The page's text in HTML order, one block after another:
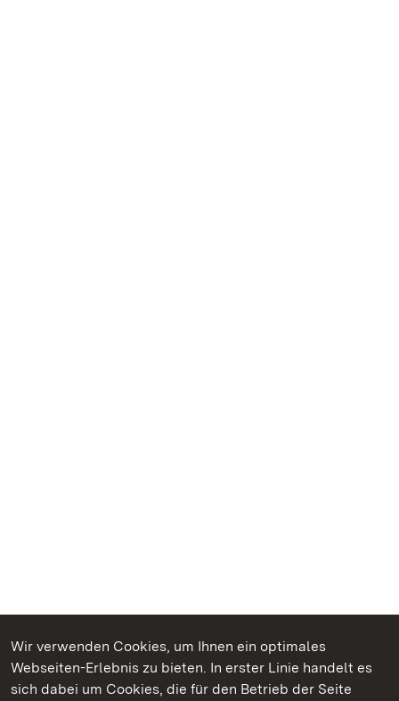
Wir verwenden Cookies, um Ihnen ein optimales
Webseiten-Erlebnis zu bieten. In erster Linie handelt es
sich dabei um Cookies, die für den Betrieb der Seite
Kommen. Staunen. Genießen.